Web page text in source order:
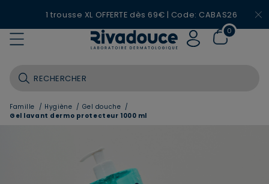
1 trousse XL OFFERTE dès 69€ | Code: CABAS26
0
Famille / Hygiène / Gel douche /
Gel lavant dermo protecteur 1000 ml